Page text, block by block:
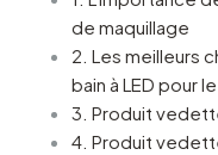
de maquillage
2. Les meilleurs
bain à LED pour
3. Produit
4. Produit